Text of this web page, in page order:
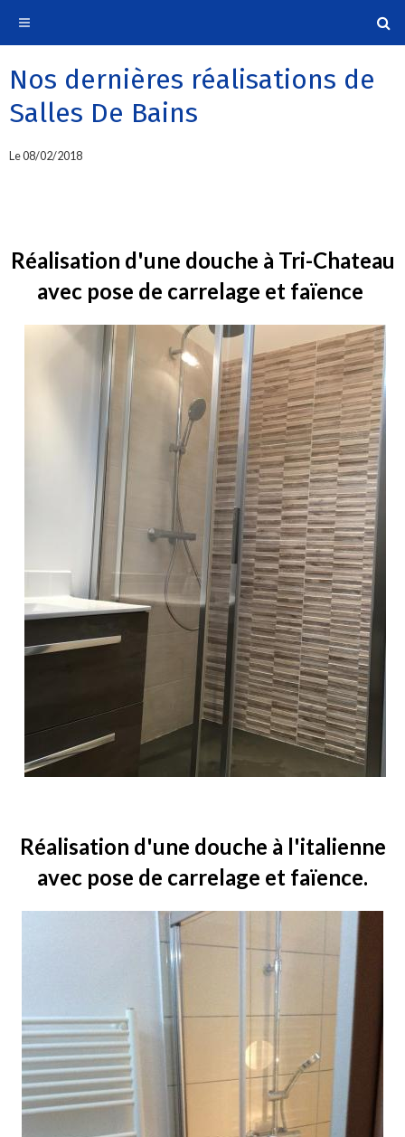
Nos dernières réalisations de
Salles De Bains
Le 08/02/2018
Réalisation d'une douche à Tri-Chateau
avec pose de carrelage et faïence
Réalisation d'une douche à l'italienne
avec pose de carrelage et faïence.